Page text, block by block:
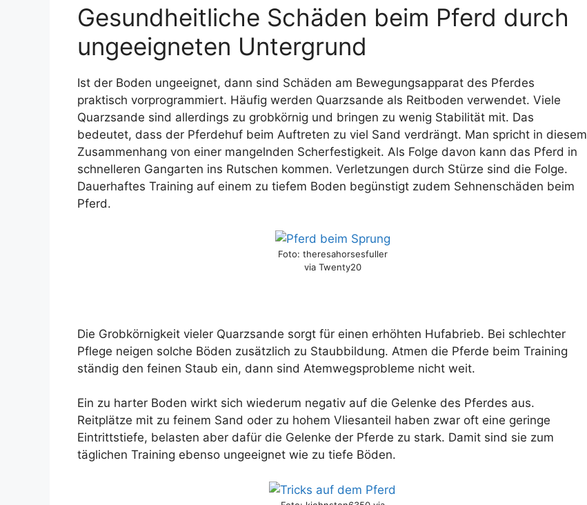
Gesundheitliche Schäden beim Pferd durch
ungeeigneten Untergrund
Ist der Boden ungeeignet, dann sind Schäden am Bewegungsapparat des Pferdes
praktisch vorprogrammiert. Häufig werden Quarzsande als Reitboden verwendet. Viele
Quarzsande sind allerdings zu grobkörnig und bringen zu wenig Stabilität mit. Das
bedeutet, dass der Pferdehuf beim Auftreten zu viel Sand verdrängt. Man spricht in diesem
Zusammenhang von einer mangelnden Scherfestigkeit. Als Folge davon kann das Pferd in
schnelleren Gangarten ins Rutschen kommen. Verletzungen durch Stürze sind die Folge.
Dauerhaftes Training auf einem zu tiefem Boden begünstigt zudem Sehnenschäden beim
Pferd.
Foto: theresahorsesfuller
via Twenty20
Die Grobkörnigkeit vieler Quarzsande sorgt für einen erhöhten Hufabrieb. Bei schlechter
Pflege neigen solche Böden zusätzlich zu Staubbildung. Atmen die Pferde beim Training
ständig den feinen Staub ein, dann sind Atemwegsprobleme nicht weit.
Ein zu harter Boden wirkt sich wiederum negativ auf die Gelenke des Pferdes aus.
Reitplätze mit zu feinem Sand oder zu hohem Vliesanteil haben zwar oft eine geringe
Eintrittstiefe, belasten aber dafür die Gelenke der Pferde zu stark. Damit sind sie zum
täglichen Training ebenso ungeeignet wie zu tiefe Böden.